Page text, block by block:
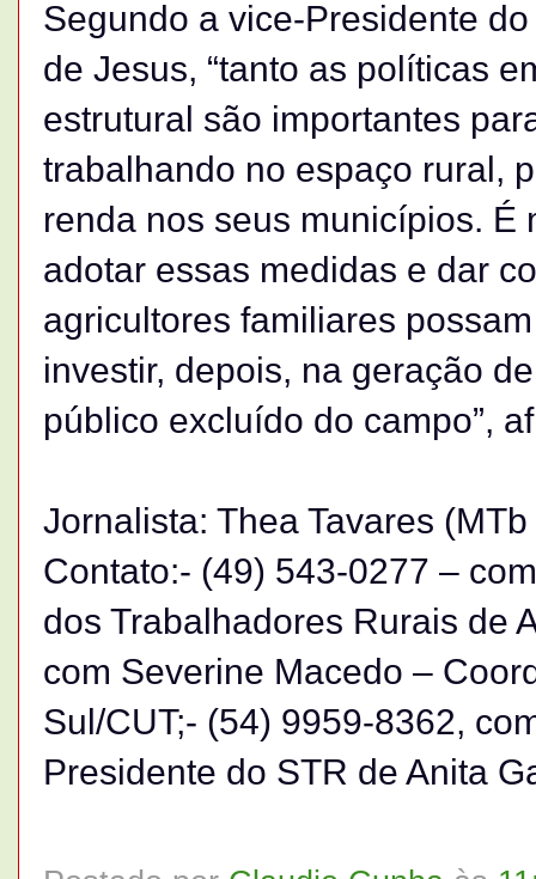
Segundo a vice-Presidente
de Jesus, “tanto as políticas
estrutural são importantes
trabalhando no espaço rural,
renda nos seus municípios.
adotar essas medidas e dar
agricultores familiares
investir, depois, na geração
público excluído do campo”,
Jornalista: Thea Tavares
Contato:- (49) 543-0277 –
dos Trabalhadores Rurais de
com Severine Macedo –
Sul/CUT;- (54) 9959-8362,
Presidente do STR de Anita